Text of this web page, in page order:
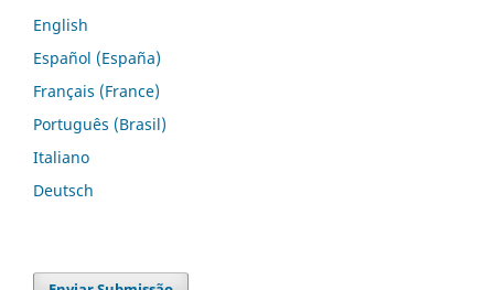
English
Español (España)
Français (France)
Português (Brasil)
Italiano
Deutsch